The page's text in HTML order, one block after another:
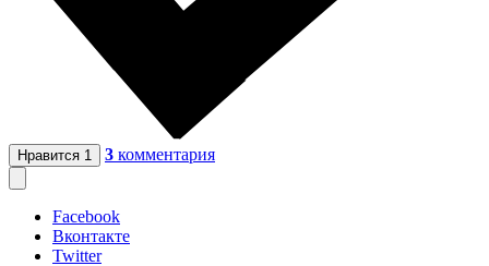
Нравится 1 3 комментария
Facebook
Вконтакте
Twitter